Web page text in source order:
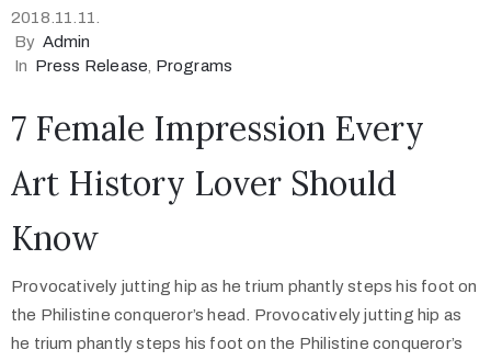
2018.11.11.
By Admin
In Press Release Programs
7 Female Impression Every
Art History Lover Should
Know
Provocatively jutting hip as he trium phantly steps his foot on
the Philistine conqueror’s head. Provocatively jutting hip as
he trium phantly steps his foot on the Philistine conqueror’s